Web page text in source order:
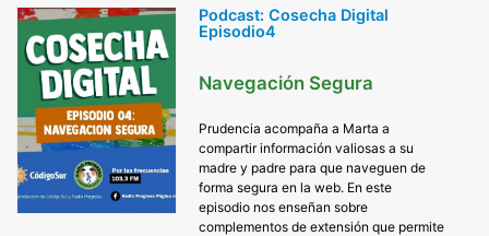
Podcast: Cosecha Digital
Episodio4
Navegación Segura
Prudencia acompaña a Marta a
compartir información valiosas a su
madre y padre para que naveguen de
forma segura en la web. En este
episodio nos enseñan sobre
complementos de extensión que permite